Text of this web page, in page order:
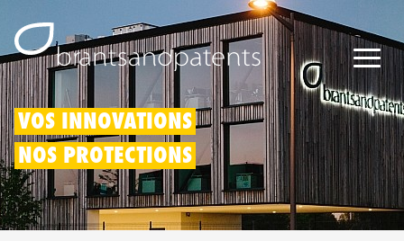
Brevets
Marques
Modèles
VOS INNOVATIONS
NOS PROTECTIONS